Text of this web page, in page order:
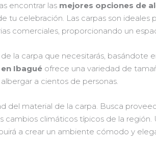
encontrar las mejores opciones de
tu celebración. Las carpas son
comerciales, proporcionando un
la carpa que necesitarás, basándote
Ibagué ofrece una variedad de
a cientos de personas.
del material de la carpa. Busca
cambios climáticos típicos de la
a crear un ambiente cómodo y